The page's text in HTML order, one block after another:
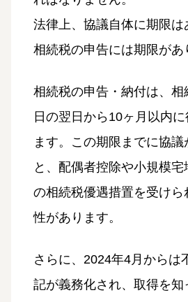
法律上、協議自体に期限は
相続税の申告には期限があ
相続税の申告・納付は、相
日の翌日から10ヶ月以内
ます。この期限までに協
と、配偶者控除や小規模
の相続税優遇措置を受け
性があります。
さらに、2024年4月からは
記が義務化され、取得を知